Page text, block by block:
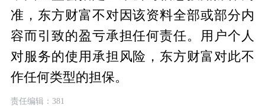
准，东方财富不对因该资料全部或部分内
容而引致的盈亏承担任何责任。用户个人
对服务的使用承担风险，东方财富对此不
作任何类型的担保。
责任编辑：381